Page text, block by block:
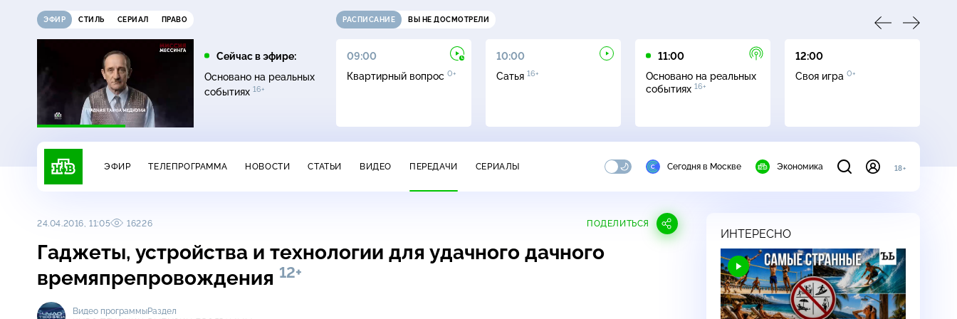
ЭФИР СТИЛЬ СЕРИАЛ ПРАВО
Сейчас в эфире:
Основано на реальных
событиях 16+
РАСПИСАНИЕ ВЫ НЕ ДОСМОТРЕЛИ
Главная дорога16+
08:00
Живая еда 12+
09:00
Квартирный вопрос 0+
10:00
Сатья 16+
11:00
Основано на реальных
событиях 16+
12:00
Своя игра 0+
ЭФИР ТЕЛЕПРОГРАММА НОВОСТИ СТАТЬИ ВИДЕО ПЕРЕДАЧИ СЕРИАЛЫ Сегодня в Москве Экономика 18+
24.04.2016, 11:05 16226 ПОДЕЛИТЬСЯ
Гаджеты, устройства и технологии для удачного дачного
времяпрепровождения 12+
Видео программыРаздел
ИНТЕРЕСНО